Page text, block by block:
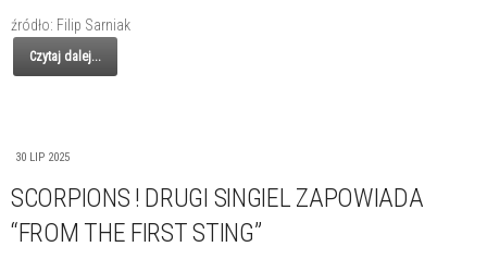
źródło: Filip Sarniak
Czytaj dalej...
30 LIP 2025
SCORPIONS ! DRUGI SINGIEL ZAPOWIADA
“FROM THE FIRST STING”